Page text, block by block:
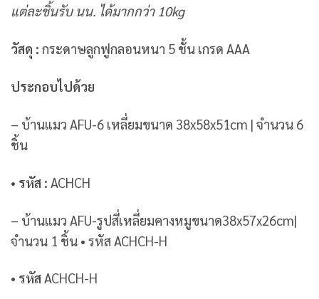
แต่ละชิ้นรับ นน. ได้มากกว่า 10kg
วัสดุ : กระดาษลูกฟูกลอนหนา 5 ชั้น เกรด AAA
ประกอบไปด้วย
– บ้านแมว AFU-6 เหลี่ยมขนาด 38x58x51cm | จำนวน 6
ชิ้น
• รหัส : ACHCH
– บ้านแมว AFU-รูปสี่เหลี่ยมคางหมูขนาด38x57x26cm|
จำนวน 1 ชิ้น • รหัส ACHCH-H
• รหัสACHCH-H